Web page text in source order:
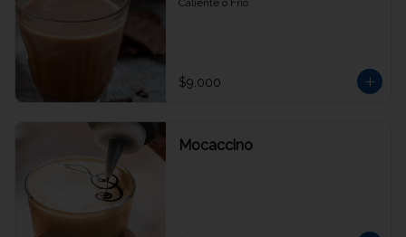
Caliente o Frío
$9.000
Mocaccino